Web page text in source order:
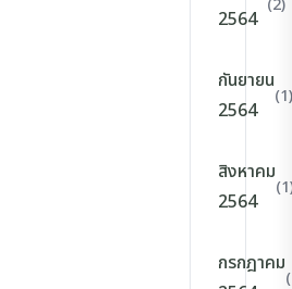
2564
กันยายน
2564
(1)
สิงหาคม
2564
กรกฎาคม